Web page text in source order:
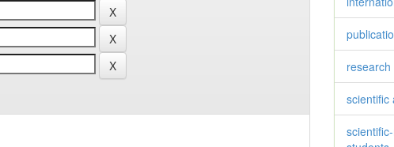
scientific